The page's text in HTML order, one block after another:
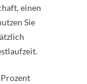
einen
Sie